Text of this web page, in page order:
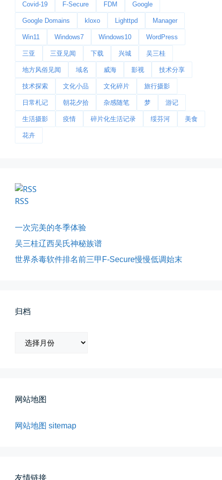
李贺“桃花乱落如红雨”与纳兰性...
📅 03-22 09:31👤 Zairun
今日春分
影子是我的情人
所有的等待，都是不期而遇
Covid-19 F-Secure FDM Google
Google Domains kloxo Lighttpd Manager
Win11 Windows7 Windows10 WordPress
三亚 三亚见闻 下载 兴城 吴三桂
地方风俗见闻 域名 威海 影视 技术分享
技术探索 文化小品 文化碎片 旅行摄影
日常札记 朝花夕拾 杂感随笔 梦 游记
生活摄影 疫情 碎片化生活记录 绥芬河 美食
花卉
RSS
一次完美的冬季体验
吴三桂辽西吴氏神秘族谱
世界杀毒软件排名前三甲F-Secure慢慢低调始末
归档
网站地图
网站地图 sitemap
友情链接